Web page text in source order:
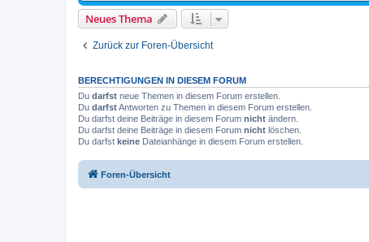
Neues Thema
Zurück zur Foren-Übersicht
BERECHTIGUNGEN IN DIESEM FORUM
Du darfst neue Themen in diesem Forum erstellen.
Du darfstAntworten zu Themen in diesem Forum erstellen.
Du darfst deine Beiträge in diesem Forum nicht ändern.
Du darfst deine Beiträge in diesem Forum nicht löschen.
Du darfst keine Dateianhänge in diesem Forum erstellen.
Foren-Übersicht